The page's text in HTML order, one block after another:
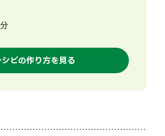
分
シピの作り方を見る